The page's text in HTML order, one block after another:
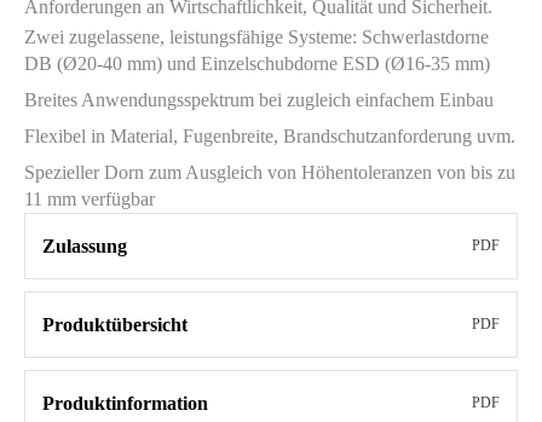
Anforderungen an Wirtschaftlichkeit, Qualität und Sicherheit.
Zwei zugelassene, leistungsfähige Systeme: Schwerlastdorne
DB (Ø20-40 mm) und Einzelschubdorne ESD (Ø16-35 mm)
Breites Anwendungsspektrum bei zugleich einfachem Einbau
Flexibel in Material, Fugenbreite, Brandschutzanforderung uvm.
Spezieller Dorn zum Ausgleich von Höhentoleranzen von bis zu
11 mm verfügbar
Zulassung PDF
Produktübersicht PDF
Produktinformation PDF